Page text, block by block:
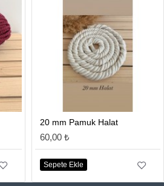
20 mm Pamuk Halat
60,00 ₺
Sepete Ekle